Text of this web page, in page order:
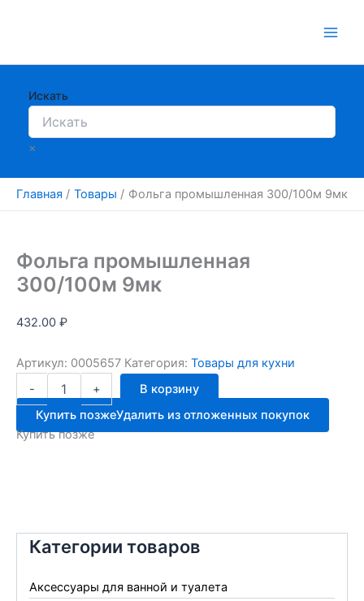
Искать
×
Главная Товары Фольга промышленная 300/100м 9мк
Категории товаров
Аксессуары для ванной и туалета
Фольга промышленная
300/100м 9мк
432.00 ₽
Артикул: 0005657 Категория: Товары для кухни
-
Количество
товара
Фольга
промышленная
300/100м
+
В корзину
Купить позжеУдалить из отложенных покупок
Купить позже